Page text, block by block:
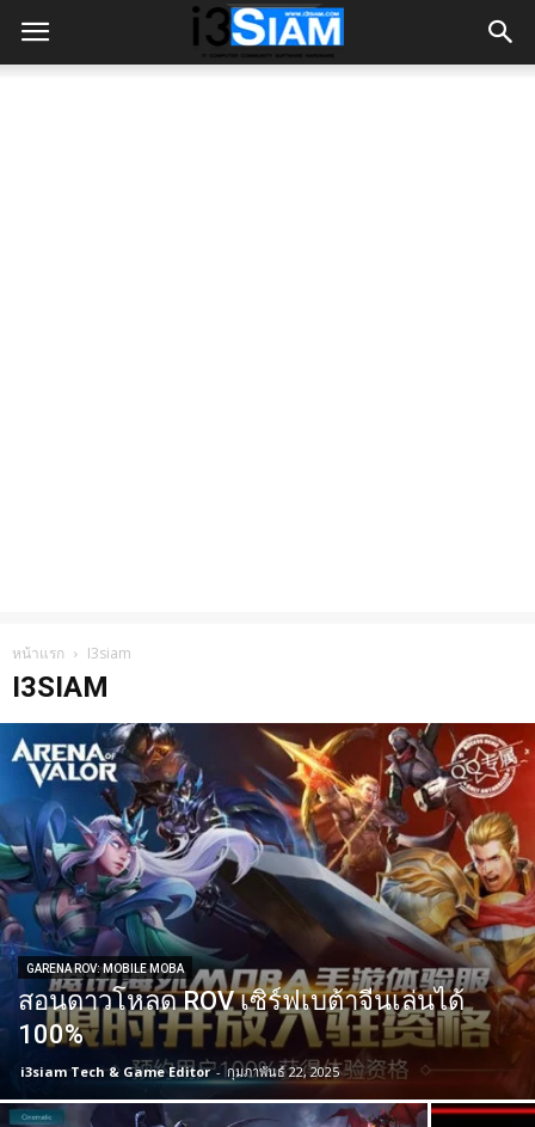
หน้าแรก I3siam
I3SIAM
GARENA ROV: MOBILE MOBA
สอนดาวโหลด ROV เซิร์ฟเบต้าจีนเล่นได้
100%
i3siam Tech & Game Editor - กุมภาพันธ์ 22, 2025